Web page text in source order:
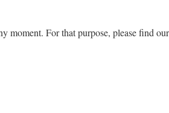
moment. For that purpose, please find